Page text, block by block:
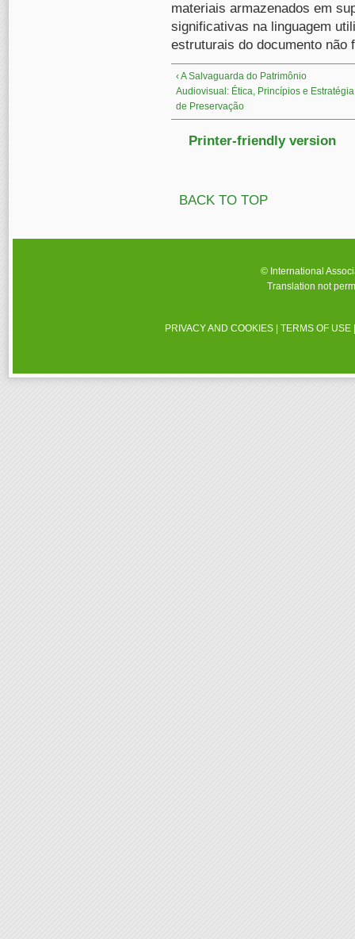
materiais armazenados em
significativas na linguagem
estruturais do documento não
‹ A Salvaguarda do Patrimônio
Audiovisual: Ética, Princípios e Estratégia
de Preservação
Printer-friendly version
BACK TO TOP
© International
Translation not
PRIVACY AND COOKIES |TERMS OF USE